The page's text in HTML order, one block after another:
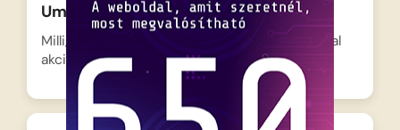
Umizoomi – Akvárium javítás
Milli, Geo és Rob, a segítőkész kis robot azonnal
akcióba…